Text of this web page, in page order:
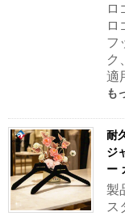
ロ
ロ
フ
ク
適
も
耐
ジ
ー
製
ス